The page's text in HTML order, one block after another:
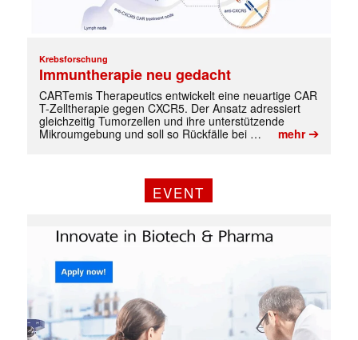
Krebsforschung
Immuntherapie neu gedacht
CARTemis Therapeutics entwickelt eine neuartige CAR
T-Zelltherapie gegen CXCR5. Der Ansatz adressiert
gleichzeitig Tumorzellen und ihre unterstützende
Mikroumgebung und soll so Rückfälle bei …
mehr➔
EVENT